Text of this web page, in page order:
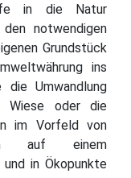
in die Natur
notwendigen
Grundstück
ins
die Umwandlung
Wiese oder die
im Vorfeld von
auf einem
in Ökopunkte